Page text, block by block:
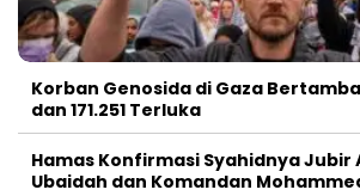
Korban Genosida di Gaza
dan 171.251 Terluka
Hamas Konfirmasi Syahidnya Jubir
Ubaidah dan Komandan